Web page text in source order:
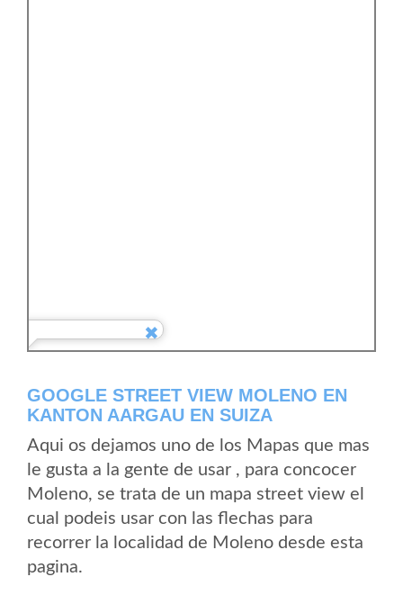
GOOGLE STREET VIEW MOLENO EN
KANTON AARGAU EN SUIZA
Aqui os dejamos uno de los Mapas que mas
le gusta a la gente de usar , para concocer
Moleno, se trata de un mapa street view el
cual podeis usar con las flechas para
recorrer la localidad de Moleno desde esta
pagina.